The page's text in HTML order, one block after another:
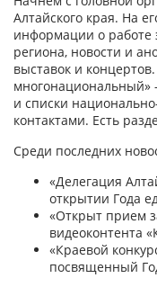
Алтайского края. На
информации о работе
региона, новости и
выставок и
многонациональный»
и списки
контактами. Есть
Среди последних
«Делегация
открытии Года
«Открыт прием
видеоконтента
«Краевой
посвященный